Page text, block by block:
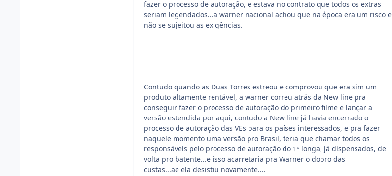
fazer o processo de autoração, e estava no contrato que todos os extras
seriam legendados...a warner nacional achou que na época era um risco e
não se sujeitou as exigências.
Contudo quando as Duas Torres estreou e comprovou que era sim um
produto altamente rentável, a warner correu atrás da New line pra
conseguir fazer o processo de autoração do primeiro filme e lançar a
versão estendida por aqui, contudo a New line já havia encerrado o
processo de autoração das VEs para os países interessados, e pra fazer
naquele momento uma versão pro Brasil, teria que chamar todos os
responsáveis pelo processo de autoração do 1º longa, já dispensados, de
volta pro batente...e isso acarretaria pra Warner o dobro das
custas...ae ela desistiu novamente....